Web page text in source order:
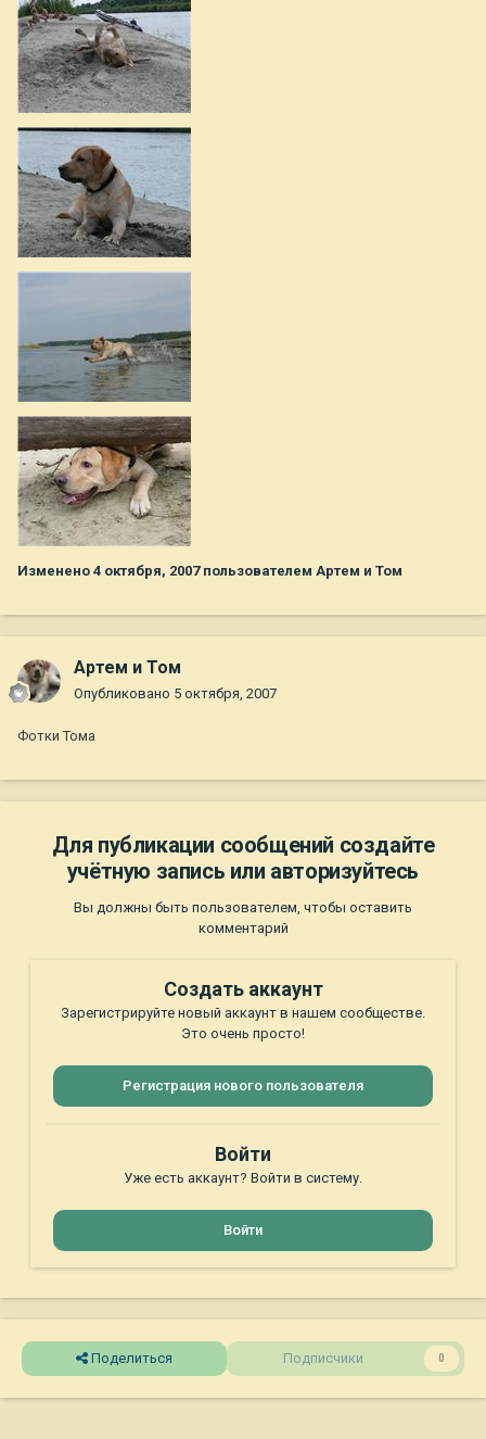
Изменено 4 октября, 2007пользователем Артем и Том
Артем и Том
Опубликовано 5 октября, 2007
Фотки Тома
Для публикации сообщений создайте
учётную запись или авторизуйтесь
Вы должны быть пользователем, чтобы оставить
комментарий
Создать аккаунт
Зарегистрируйте новый аккаунт в нашем сообществе.
Это очень просто!
Регистрация нового пользователя
Войти
Уже есть аккаунт? Войти в систему.
Войти
Поделиться Подписчики 0